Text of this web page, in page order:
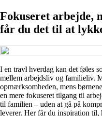
Fokuseret arbejde,
får du det til at
I en travl hverdag kan det føles
mellem arbejdsliv og familieliv.
opmærksomheden, mens
en mere fokuseret tilgang til
til familien – uden at gå på
leverer. Her får du inspiration til,